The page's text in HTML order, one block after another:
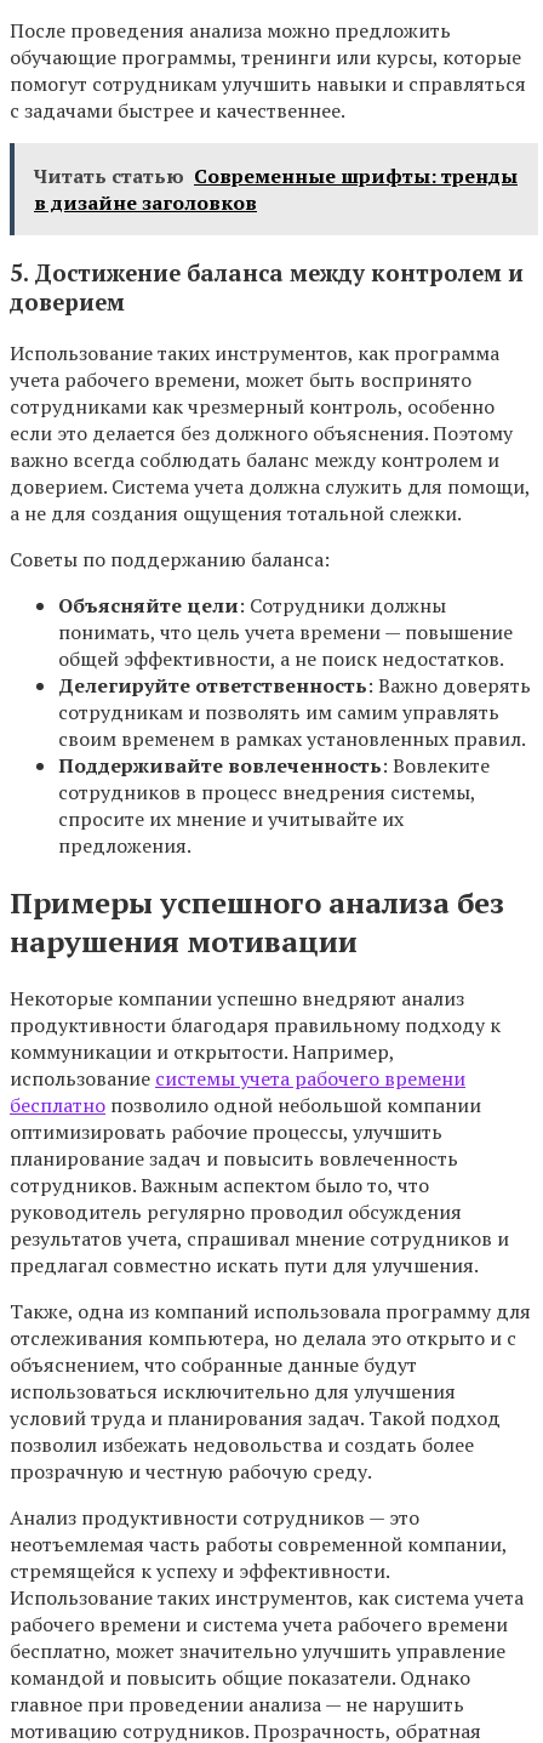
После проведения анализа можно предложить
обучающие программы, тренинги или курсы, которые
помогут сотрудникам улучшить навыки и справляться
с задачами быстрее и качественнее.
Читать статью Современные шрифты: тренды
в дизайне заголовков
5. Достижение баланса между контролем и
доверием
Использование таких инструментов, как программа
учета рабочего времени, может быть воспринято
сотрудниками как чрезмерный контроль, особенно
если это делается без должного объяснения. Поэтому
важно всегда соблюдать баланс между контролем и
доверием. Система учета должна служить для помощи,
а не для создания ощущения тотальной слежки.
Советы по поддержанию баланса:
Объясняйте цели: Сотрудники должны
понимать, что цель учета времени — повышение
общей эффективности, а не поиск недостатков.
Делегируйте ответственность: Важно доверять
сотрудникам и позволять им самим управлять
своим временем в рамках установленных правил.
Поддерживайте вовлеченность: Вовлеките
сотрудников в процесс внедрения системы,
спросите их мнение и учитывайте их
предложения.
Примеры успешного анализа без
нарушения мотивации
Некоторые компании успешно внедряют анализ
продуктивности благодаря правильному подходу к
коммуникации и открытости. Например,
использование системы учета рабочего времени
бесплатно позволило одной небольшой компании
оптимизировать рабочие процессы, улучшить
планирование задач и повысить вовлеченность
сотрудников. Важным аспектом было то, что
руководитель регулярно проводил обсуждения
результатов учета, спрашивал мнение сотрудников и
предлагал совместно искать пути для улучшения.
Также, одна из компаний использовала программу для
отслеживания компьютера, но делала это открыто и с
объяснением, что собранные данные будут
использоваться исключительно для улучшения
условий труда и планирования задач. Такой подход
позволил избежать недовольства и создать более
прозрачную и честную рабочую среду.
Анализ продуктивности сотрудников — это
неотъемлемая часть работы современной компании,
стремящейся к успеху и эффективности.
Использование таких инструментов, как система учета
рабочего времени и система учета рабочего времени
бесплатно, может значительно улучшить управление
командой и повысить общие показатели. Однако
главное при проведении анализа — не нарушить
мотивацию сотрудников. Прозрачность, обратная